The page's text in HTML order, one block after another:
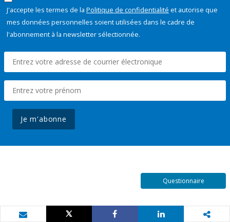
J'accepte les termes de la Politique de confidentialité et autorise que
mes données personnelles soient utilisées dans le cadre de
l'abonnement à la newsletter sélectionnée.
Je m'abonne
Questionnaire